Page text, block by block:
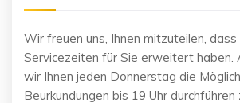
Wir freuen uns, Ihnen mitzuteilen,
Servicezeiten für Sie erweitert
wir Ihnen jeden Donnerstag die
Beurkundungen bis 19 Uhr durchführen